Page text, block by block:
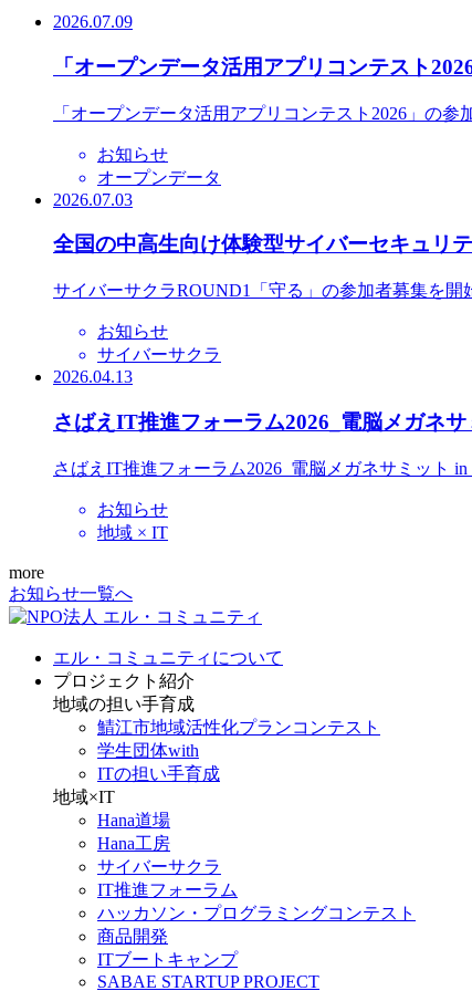
2026.07.09
「オープンデータ活用アプリコンテスト
「オープンデータ活用アプリコンテスト2026」の参
お知らせ
オープンデータ
2026.07.03
全国の中高生向け体験型サイバーセキュリ
サイバーサクラROUND1「守る」の参加者募集を開
お知らせ
サイバーサクラ
2026.04.13
さばえIT推進フォーラム2026_電脳メガネサ
さばえIT推進フォーラム2026_電脳メガネサミット in
お知らせ
地域 × IT
more
お知らせ一覧へ
エル・コミュニティについて
プロジェクト紹介
地域の担い手育成
鯖江市地域活性化プランコンテスト
学生団体with
ITの担い手育成
地域×IT
Hana道場
Hana工房
サイバーサクラ
IT推進フォーラム
ハッカソン・プログラミングコンテスト
商品開発
ITブートキャンプ
SABAE STARTUP PROJECT